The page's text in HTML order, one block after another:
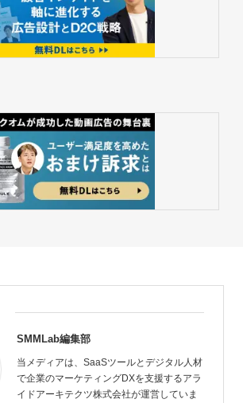
SMMLab編集部
当メディアは、SaaSツールとデジタル人材
で企業のマーケティングDXを支援するアラ
イドアーキテクツ株式会社が運営していま